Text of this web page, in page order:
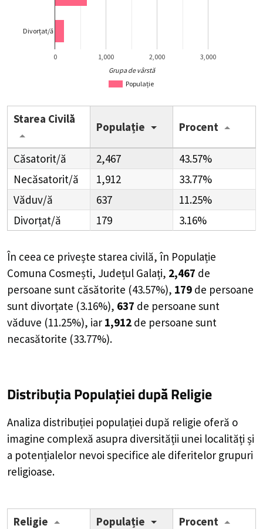
Populație
0 1,000 2,000 3,000
Divorțat/ă
Grupa de vârstă
Starea Civilă
Populație Procent
Căsatorit/ă 2,467
43.57%
Necăsatorit/ă
1,912
33.77%
Văduv/ă
637
11.25%
Divorțat/ă
179 3.16%
În ceea ce privește starea civilă, în Populație
Comuna Cosmești, Județul Galați, 2,467 de
persoane sunt căsătorite (43.57%), 179 de persoane
sunt divorțate (3.16%), 637 de persoane sunt
văduve (11.25%), iar 1,912 de persoane sunt
necasătorite (33.77%).
Distribuția Populațieidupă Religie
Analiza distribuției populației după religie oferă o
imagine complexă asupra diversității unei localități și
a potențialelor nevoi specifice ale diferitelor grupuri
religioase.
Religie Populație
Procent